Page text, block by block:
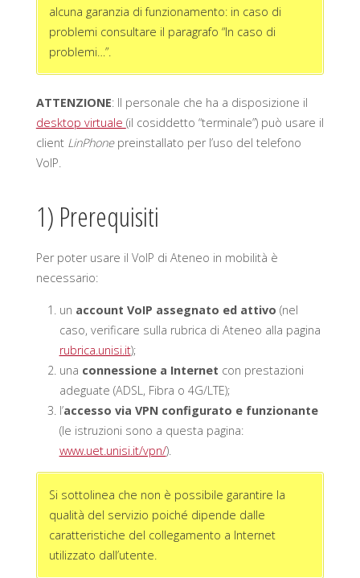
alcuna garanzia di funzionamento: in caso di
problemi consultare il paragrafo “In caso di
problemi…”.
ATTENZIONE: Il personale che ha a disposizione il
desktop virtuale (il cosiddetto “terminale”) può usare il
client LinPhonepreinstallato per l’uso del telefono
VoIP.
1) Prerequisiti
Per poter usare il VoIP di Ateneo in mobilità è
necessario:
un account VoIP assegnato ed attivo (nel
caso, verificare sulla rubrica di Ateneo alla pagina
rubrica.unisi.it);
una connessione a Internet con prestazioni
adeguate (ADSL, Fibra o 4G/LTE);
l’accesso via VPN configurato e funzionante
(le istruzioni sono a questa pagina:
www.uet.unisi.it/vpn/).
Si sottolinea che non è possibile garantire la
qualità del servizio poiché dipende dalle
caratteristiche del collegamento a Internet
utilizzato dall’utente.